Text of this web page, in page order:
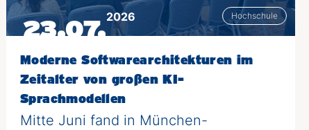
Hochschule
23.07.2026
Moderne Softwarearchitekturen im
Zeitalter von großen KI-
Sprachmodellen
Mitte Juni fand in München-